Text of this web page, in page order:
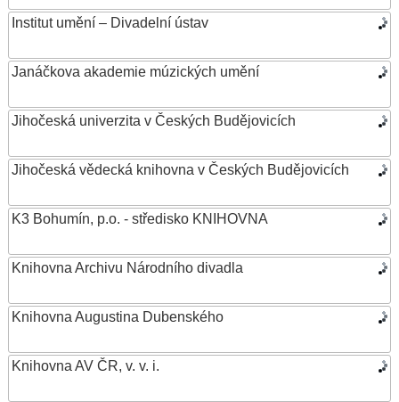
Institut umění – Divadelní ústav
Janáčkova akademie múzických umění
Jihočeská univerzita v Českých Budějovicích
Jihočeská vědecká knihovna v Českých Budějovicích
K3 Bohumín, p.o. - středisko KNIHOVNA
Knihovna Archivu Národního divadla
Knihovna Augustina Dubenského
Knihovna AV ČR, v. v. i.